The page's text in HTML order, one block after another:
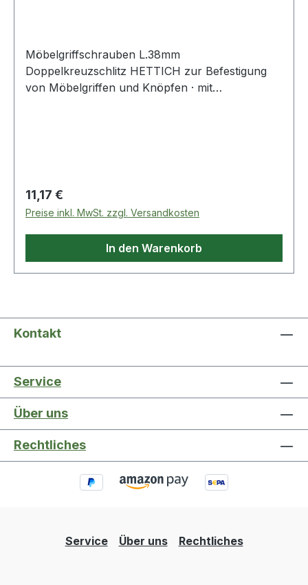
Möbelgriffschrauben L.38mm
Doppelkreuzschlitz HETTICH zur Befestigung
von Möbelgriffen und Knöpfen · mit
Regulärer Preis:
11,17 €
Preise inkl. MwSt. zzgl. Versandkosten
In den Warenkorb
Kontakt
Service
Über uns
Rechtliches
Service Über uns Rechtliches